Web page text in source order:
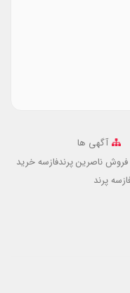
آگهی ها
فروش ناصرین پرندفازسهخرید
پرند